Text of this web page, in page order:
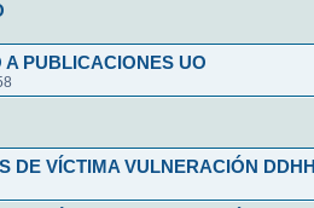
A PUBLICACIONES UO
DE VÍCTIMA VULNERACIÓN DDHH